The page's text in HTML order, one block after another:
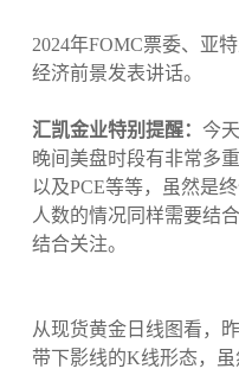
2024年FOMC票委、亚
经济前景发表讲话。
汇凯金业特别提醒： 今
晚间美盘时段有非常多
以及PCE等等，虽然是
人数的情况同样需要结
结合关注。
从现货黄金日线图看，
带下影线的K线形态，